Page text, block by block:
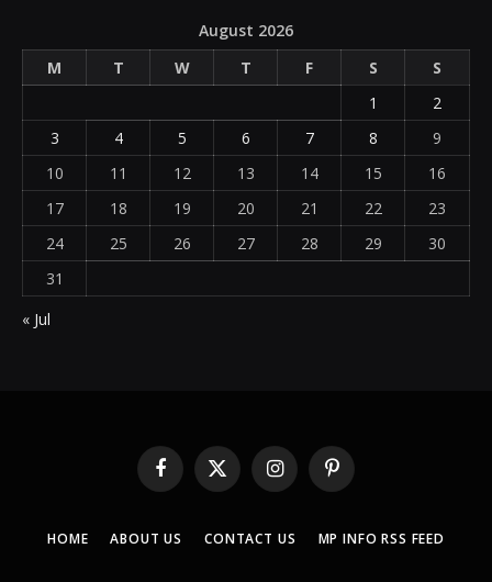
August 2026
M
T W T F S
S
1
2
3
4 5 6 7 8
9
10
11 12 13 14 15
16
17
18 19 20 21 22
23
24
25 26 27 28 29
30
31
« Jul
Facebook
X
(Twitter)
InstagramPinterest
HOME ABOUT US CONTACT US MP INFO RSS FEED